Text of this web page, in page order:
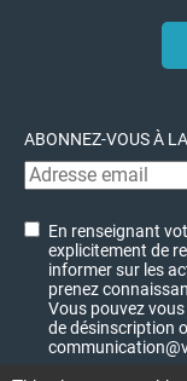
ABONNEZ-VOUS À
En renseignant
explicitement de
informer sur les
prenez
Vous pouvez
de désinscription